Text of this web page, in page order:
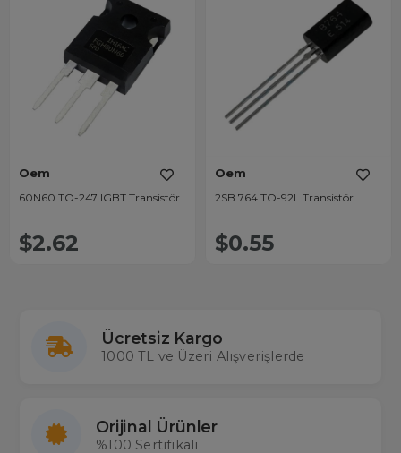
Oem
60N60 TO-247 IGBT Transistör
$2.62
Oem
2SB 764 TO-92L Transistör
$0.55
Ücretsiz Kargo
1000 TL ve Üzeri Alışverişlerde
Orijinal Ürünler
%100 Sertifikalı